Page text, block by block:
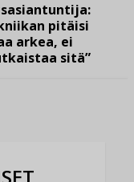
pitäisi
arkea, ei
sitä”